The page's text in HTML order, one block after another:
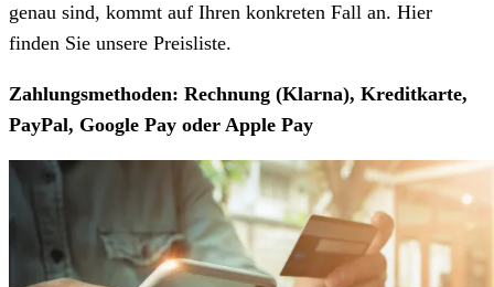
genau sind, kommt auf Ihren konkreten Fall an. Hier
finden Sie unsere Preisliste.
Zahlungsmethoden: Rechnung (Klarna), Kreditkarte,
PayPal, Google Pay oder Apple Pay